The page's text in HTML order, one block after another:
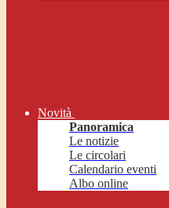
Novità
Panoramica
Le notizie
Le circolari
Calendario eventi
Albo online